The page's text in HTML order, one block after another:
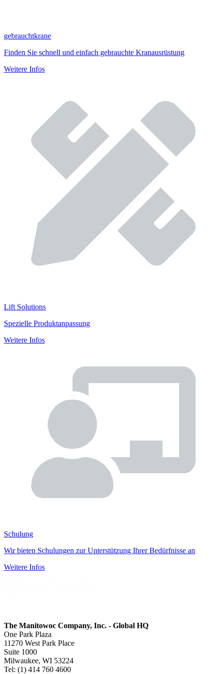
gebrauchtkrane
Finden Sie schnell und einfach gebrauchte Kranausrüstung
Weitere Infos
Lift Solutions
Spezielle Produktanpassung
Weitere Infos
Schulung
Wir bieten Schulungen zur Unterstützung Ihrer Bedürfnisse an
Weitere Infos
The Manitowoc Company, Inc. - Global HQ
One Park Plaza
11270 West Park Place
Suite 1000
Milwaukee, WI 53224
Tel: (1) 414 760 4600